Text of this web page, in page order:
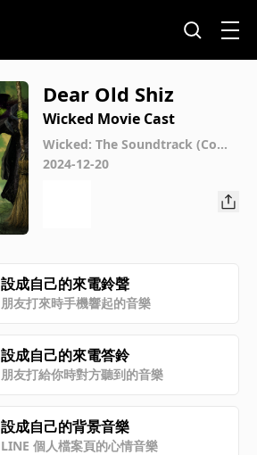
Dear Old Shiz
Wicked Movie Cast
Wicked: The Soundtrack (Com
mentary)
2024-12-20
設成自己的來電鈴聲
朋友打來時手機響起的音樂
設成自己的來電答鈴
朋友打給你時對方聽到的音樂
設成自己的背景音樂
LINE 個人檔案頁的心情音樂